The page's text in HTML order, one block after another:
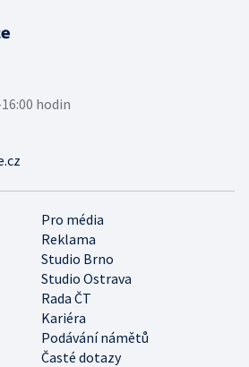
Pro média
Reklama
Studio Brno
Studio Ostrava
Rada ČT
Kariéra
Podávání námětů
Časté dotazy
hodin